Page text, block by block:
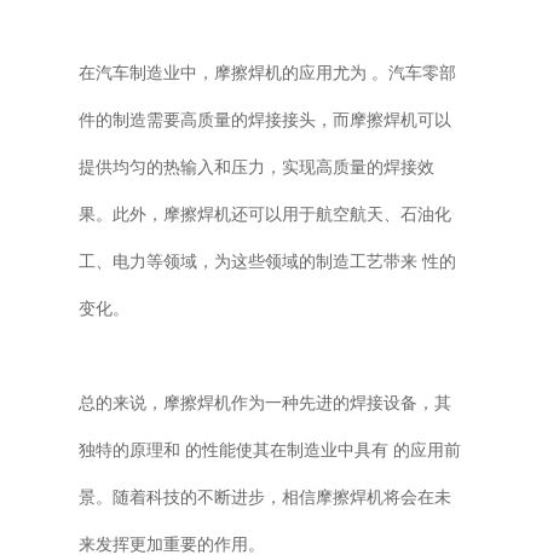
在汽车制造业中，摩擦焊机的应用尤为 。汽车零部
件的制造需要高质量的焊接接头，而摩擦焊机可以
提供均匀的热输入和压力，实现高质量的焊接效
果。此外，摩擦焊机还可以用于航空航天、石油化
工、电力等领域，为这些领域的制造工艺带来 性的
变化。
总的来说，摩擦焊机作为一种先进的焊接设备，其
独特的原理和 的性能使其在制造业中具有 的应用前
景。随着科技的不断进步，相信摩擦焊机将会在未
来发挥更加重要的作用。